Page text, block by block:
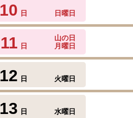
10 日 日曜日
11 日
山の日
月曜日
12 日 火曜日
13 日 水曜日